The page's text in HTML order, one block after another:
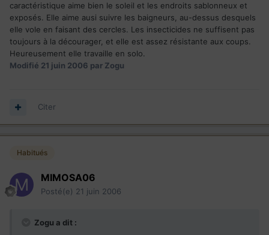
caractéristique aime bien le soleil et les endroits sablonneux et
exposés. Elle aime ausi suivre les baigneurs, au-dessus desquels
elle vole en faisant des cercles. Les insecticides ne suffisent pas
toujours à la décourager, et elle est assez résistante aux coups.
Heureusement elle travaille en solo.
Modifié 21 juin 2006 par Zogu
Citer
Habitués
MIMOSA06
Posté(e) 21 juin 2006
Zogu a dit :